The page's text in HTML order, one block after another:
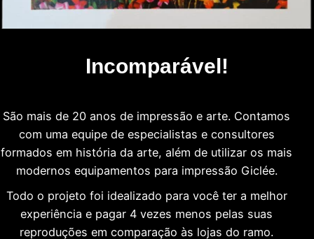
Incomparável!
São mais de 20 anos de impressão e arte. Contamos
com uma equipe de especialistas e consultores
formados em história da arte, além de utilizar os mais
modernos equipamentos para impressão Giclée.
Todo o projeto foi idealizado para você ter a melhor
experiência e pagar 4 vezes menos pelas suas
reproduções em comparação às lojas do ramo.